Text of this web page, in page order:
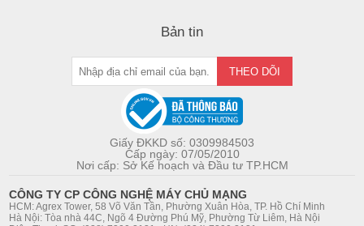
Bản tin
Giấy ĐKKD số: 0309984503
Cấp ngày: 07/05/2010
Nơi cấp: Sở Kế hoạch và Đầu tư TP.HCM
CÔNG TY CP CÔNG NGHỆ MÁY CHỦ MẠNG
HCM: Agrex Tower, 58 Võ Văn Tần, Phường Xuân Hòa, TP. Hồ Chí Minh
Hà Nội: Tòa nhà 44C, Ngõ 4 Đường Phú Mỹ, Phường Từ Liêm, Hà Nội